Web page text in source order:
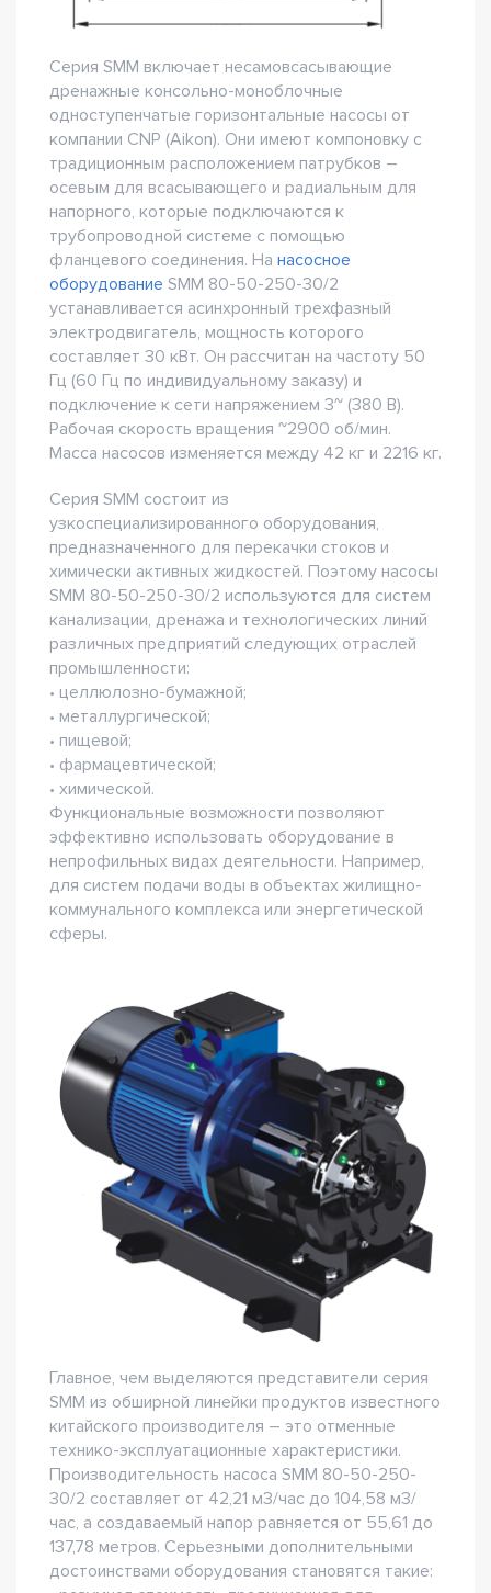
Серия SMM включает несамовсасывающие
дренажные консольно-моноблочные
одноступенчатые горизонтальные насосы от
компании CNP (Aikon). Они имеют компоновку с
традиционным расположением патрубков –
осевым для всасывающего и радиальным для
напорного, которые подключаются к
трубопроводной системе с помощью
фланцевого соединения. На насосное
оборудование SMM 80-50-250-30/2
устанавливается асинхронный трехфазный
электродвигатель, мощность которого
составляет 30 кВт. Он рассчитан на частоту 50
Гц (60 Гц по индивидуальному заказу) и
подключение к сети напряжением 3~ (380 В).
Рабочая скорость вращения ~2900 об/мин.
Масса насосов изменяется между 42 кг и 2216 кг.
Серия SMM состоит из
узкоспециализированного оборудования,
предназначенного для перекачки стоков и
химически активных жидкостей. Поэтому насосы
SMM 80-50-250-30/2 используются для систем
канализации, дренажа и технологических линий
различных предприятий следующих отраслей
промышленности:
• целлюлозно-бумажной;
• металлургической;
• пищевой;
• фармацевтической;
• химической.
Функциональные возможности позволяют
эффективно использовать оборудование в
непрофильных видах деятельности. Например,
для систем подачи воды в объектах жилищно-
коммунального комплекса или энергетической
сферы.
Главное, чем выделяются представители серия
SMM из обширной линейки продуктов известного
китайского производителя – это отменные
технико-эксплуатационные характеристики.
Производительность насоса SMM 80-50-250-
30/2 составляет от 42,21 м3/час до 104,58 м3/
час, а создаваемый напор равняется от 55,61 до
137,78 метров. Серьезными дополнительными
достоинствами оборудования становятся такие: